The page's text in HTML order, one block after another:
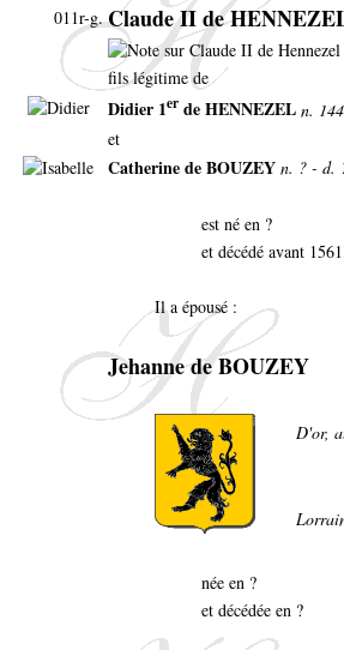
011r-g. Claude II de
fils légitime de
Didier 1er de HENNEZEL n.
et
Catherine de BOUZEY n. ? - d.
est né en ?
et décédé avant
Il a épousé :
Jehanne de BOUZEY
D'or,
née en ?
et décédée en ?